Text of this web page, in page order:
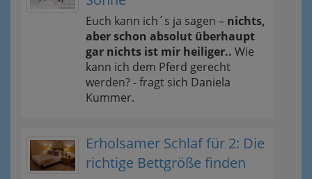
Euch kann ich´s ja sagen – nichts,
aber schon absolut überhaupt
gar nichts ist mir heiliger.. Wie
kann ich dem Pferd gerecht
werden? - fragt sich Daniela
Kummer.
Erholsamer Schlaf für 2: Die
richtige Bettgröße finden